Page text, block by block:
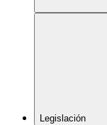
Legislación